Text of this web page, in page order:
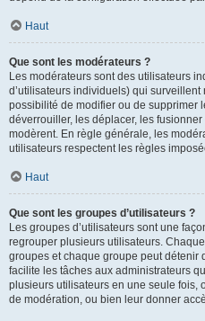
Haut
Que sont les modérateurs ?
Les modérateurs sont des utilisateurs
d’utilisateurs individuels) qui
possibilité de modifier ou de supprimer
déverrouiller, les déplacer, les
modèrent. En règle générale, les
utilisateurs respectent les règles
Haut
Que sont les groupes d’utilisateurs ?
Les groupes d’utilisateurs sont une
regrouper plusieurs utilisateurs.
groupes et chaque groupe peut détenir
facilite les tâches aux administrateurs
plusieurs utilisateurs en une seule fois,
de modération, ou bien leur donner